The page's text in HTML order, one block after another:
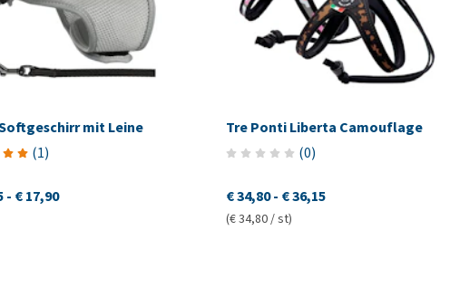
mit Leine
(1)
- € 17,90
Tre Ponti Liberta Camouflage
(0)
€ 34,80 - € 36,15
(€ 34,80 / st)